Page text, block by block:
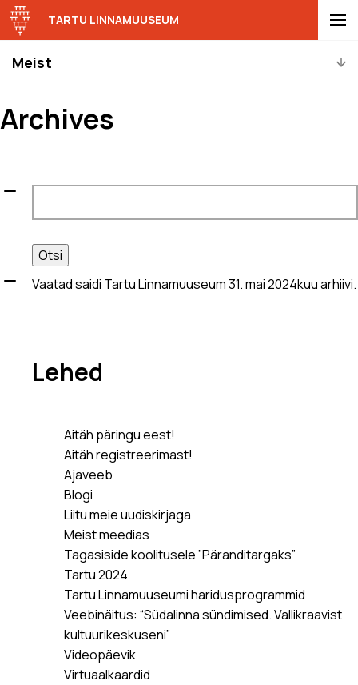
Meist
TARTU LINNAMUUSEUM
Archives
Otsi:
Vaatad saidi Tartu Linnamuuseum31. mai 2024kuu arhiivi.
Lehed
Aitäh päringu eest!
Aitäh registreerimast!
Ajaveeb
Blogi
Liitu meie uudiskirjaga
Meist meedias
Tagasiside koolitusele ”Päranditargaks”
Tartu 2024
Tartu Linnamuuseumi haridusprogrammid
Veebinäitus: “Südalinna sündimised. Vallikraavist
kultuurikeskuseni”
Videopäevik
Virtuaalkaardid